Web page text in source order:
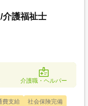
介護福祉士
介護職・ヘルパー
費支給
社会保険完備